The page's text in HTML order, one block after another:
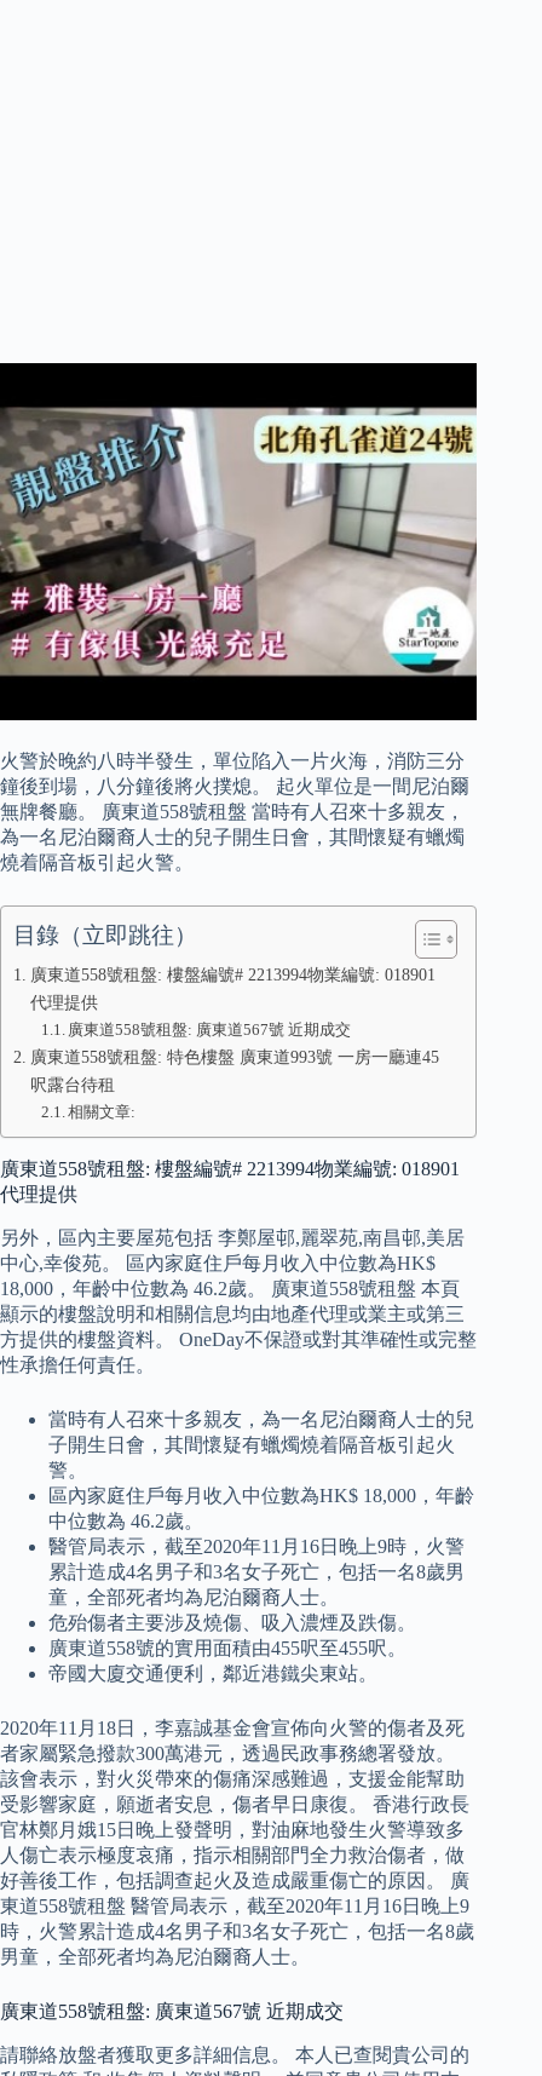
火警於晚約八時半發生，單位陷入一片火海，消防三分
鐘後到場，八分鐘後將火撲熄。 起火單位是一間尼泊爾
無牌餐廳。 廣東道558號租盤 當時有人召來十多親友，
為一名尼泊爾裔人士的兒子開生日會，其間懷疑有蠟燭
燒着隔音板引起火警。
目錄（立即跳往）
廣東道558號租盤: 樓盤編號# 2213994物業編號: 018901
代理提供
廣東道558號租盤: 廣東道567號 近期成交
廣東道558號租盤: 特色樓盤 廣東道993號 一房一廳連45
呎露台待租
相關文章:
廣東道558號租盤: 樓盤編號# 2213994物業編號: 018901
代理提供
另外，區內主要屋苑包括 李鄭屋邨,麗翠苑,南昌邨,美居
中心,幸俊苑。 區內家庭住戶每月收入中位數為HK$
18,000，年齡中位數為 46.2歲。 廣東道558號租盤 本頁
顯示的樓盤說明和相關信息均由地產代理或業主或第三
方提供的樓盤資料。 OneDay不保證或對其準確性或完整
性承擔任何責任。
當時有人召來十多親友，為一名尼泊爾裔人士的兒
子開生日會，其間懷疑有蠟燭燒着隔音板引起火
警。
區內家庭住戶每月收入中位數為HK$ 18,000，年齡
中位數為 46.2歲。
醫管局表示，截至2020年11月16日晚上9時，火警
累計造成4名男子和3名女子死亡，包括一名8歲男
童，全部死者均為尼泊爾裔人士。
危殆傷者主要涉及燒傷、吸入濃煙及跌傷。
廣東道558號的實用面積由455呎至455呎。
帝國大廈交通便利，鄰近港鐵尖東站。
2020年11月18日，李嘉誠基金會宣佈向火警的傷者及死
者家屬緊急撥款300萬港元，透過民政事務總署發放。
該會表示，對火災帶來的傷痛深感難過，支援金能幫助
受影響家庭，願逝者安息，傷者早日康復。 香港行政長
官林鄭月娥15日晚上發聲明，對油麻地發生火警導致多
人傷亡表示極度哀痛，指示相關部門全力救治傷者，做
好善後工作，包括調查起火及造成嚴重傷亡的原因。 廣
東道558號租盤 醫管局表示，截至2020年11月16日晚上9
時，火警累計造成4名男子和3名女子死亡，包括一名8歲
男童，全部死者均為尼泊爾裔人士。
廣東道558號租盤: 廣東道567號 近期成交
請聯絡放盤者獲取更多詳細信息。 本人已查閱貴公司的